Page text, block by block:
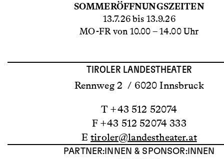
SOMMERÖFFNUNGSZEITEN
13.7.26 bis 13.9.26
MO-FR von 10.00 – 14.00 Uhr
TIROLER LANDESTHEATER
Rennweg 2 / 6020 Innsbruck
T +43 512 52074
F +43 512 52074 333
Etiroler@landestheater.at
PARTNER:INNEN & SPONSOR:INNEN